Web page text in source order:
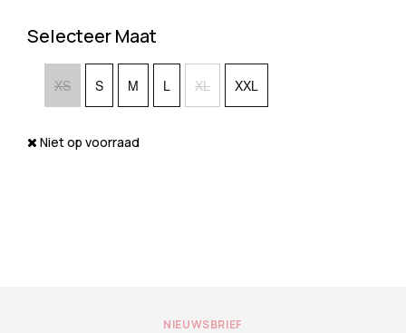
Selecteer Maat
XS S M L XL XXL
Niet op voorraad
NIEUWSBRIEF